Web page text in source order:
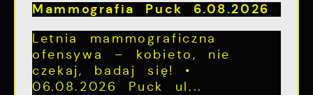
Mammografia Puck 6.08.2026
Letnia mammograficzna
ofensywa – kobieto, nie
czekaj, badaj się! •
06.08.2026 Puck ul...